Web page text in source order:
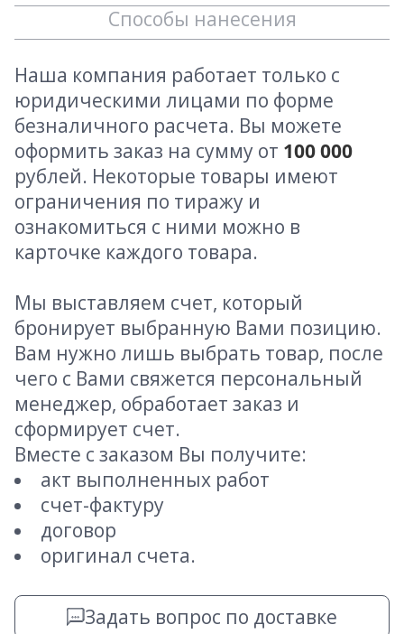
Способы нанесения
Наша компания работает только с
юридическими лицами по форме
безналичного расчета. Вы можете
оформить заказ на сумму от 100 000
рублей. Некоторые товары имеют
ограничения по тиражу и
ознакомиться с ними можно в
карточке каждого товара.
Мы выставляем счет, который
бронирует выбранную Вами позицию.
Вам нужно лишь выбрать товар, после
чего с Вами свяжется персональный
менеджер, обработает заказ и
сформирует счет.
Вместе с заказом Вы получите:
акт выполненных работ
счет-фактуру
договор
оригинал счета.
Задать вопрос по доставке